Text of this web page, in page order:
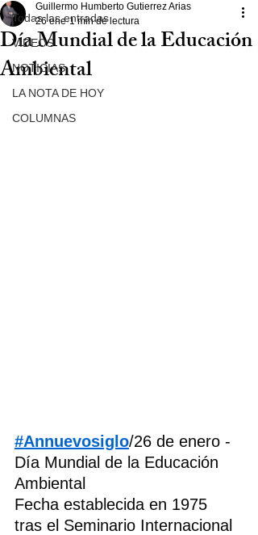
Todas las entradas
VIDEOS
NOTICIAS
LA NOTA DE HOY
COLUMNAS
Día Mundial de la Educación
Ambiental
Guillermo Humberto Gutierrez Arias
26 ene 1 min de lectura
#Annuevosiglo/26 de enero -
Día Mundial de la Educación
Ambiental
Fecha establecida en 1975
tras el Seminario Internacional